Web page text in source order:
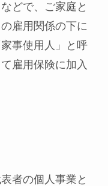
どで、ご家庭と
雇用関係の下に
事使用人」と呼
雇用保険に加入
者の個人事業と